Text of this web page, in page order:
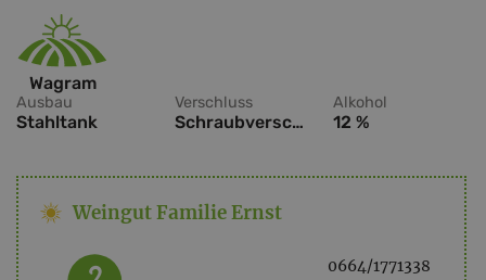
Wagram
Ausbau
Stahltank
Verschluss
Schraubverschluss
Alkohol
12 %
Weingut Familie Ernst
0664/1771338